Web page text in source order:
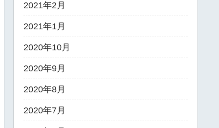
2021年2月
2021年1月
2020年10月
2020年9月
2020年8月
2020年7月